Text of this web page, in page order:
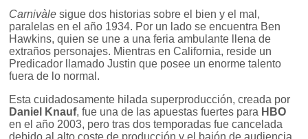
Carnivàle sigue dos historias sobre el bien y el mal,
paralelas en el año 1934. Por un lado se encuentra Ben
Hawkins, quien se une a una feria ambulante llena de
extraños personajes. Mientras en California, reside un
Predicador llamado Justin que posee un enorme talento
fuera de lo normal.
Esta cuidadosamente hilada superproducción, creada por
Daniel Knauf, fue una de las apuestas fuertes para HBO
en el año 2003, pero tras dos temporadas fue cancelada
debido al alto coste de producción y el bajón de audiencia.